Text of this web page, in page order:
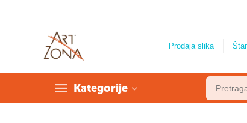
Prodaja slika
Kategorije